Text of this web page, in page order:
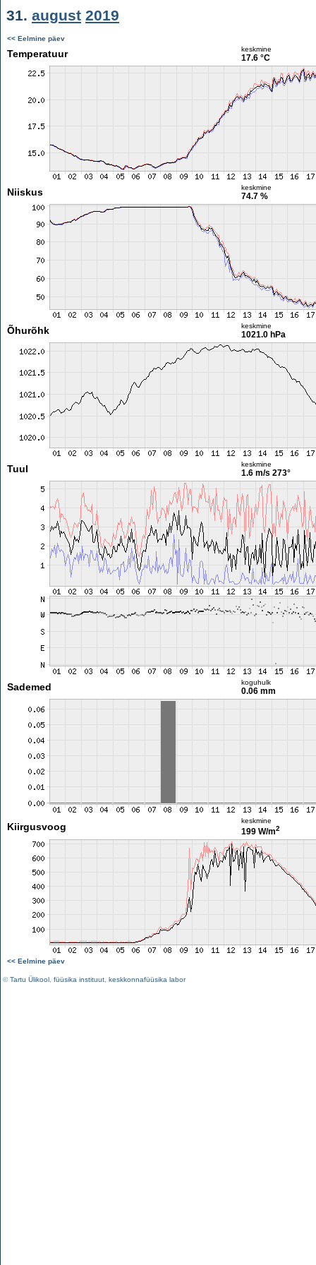
31. august 2019
<< Eelmine päev
Temperatuur keskmine
17.6 °C
Niiskus keskmine
74.7 %
Õhurõhk keskmine
1021.0 hPa
Tuul keskmine
1.6 m/s 273°
Sademed koguhulk
0.06 mm
Kiirgusvoog
keskmine
199 W/m2
<< Eelmine päev
©Tartu Ülikool füüsika instituut keskkonnafüüsika labor